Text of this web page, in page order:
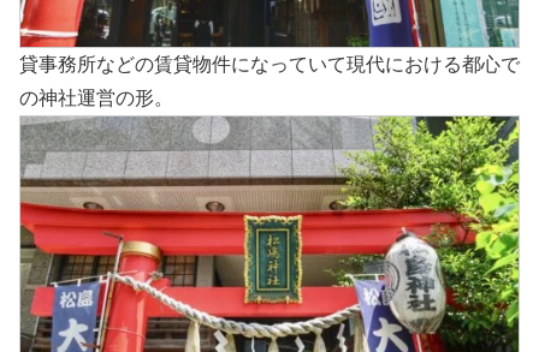
貸事務所などの賃貸物件になっていて現代における都心で
の神社運営の形。